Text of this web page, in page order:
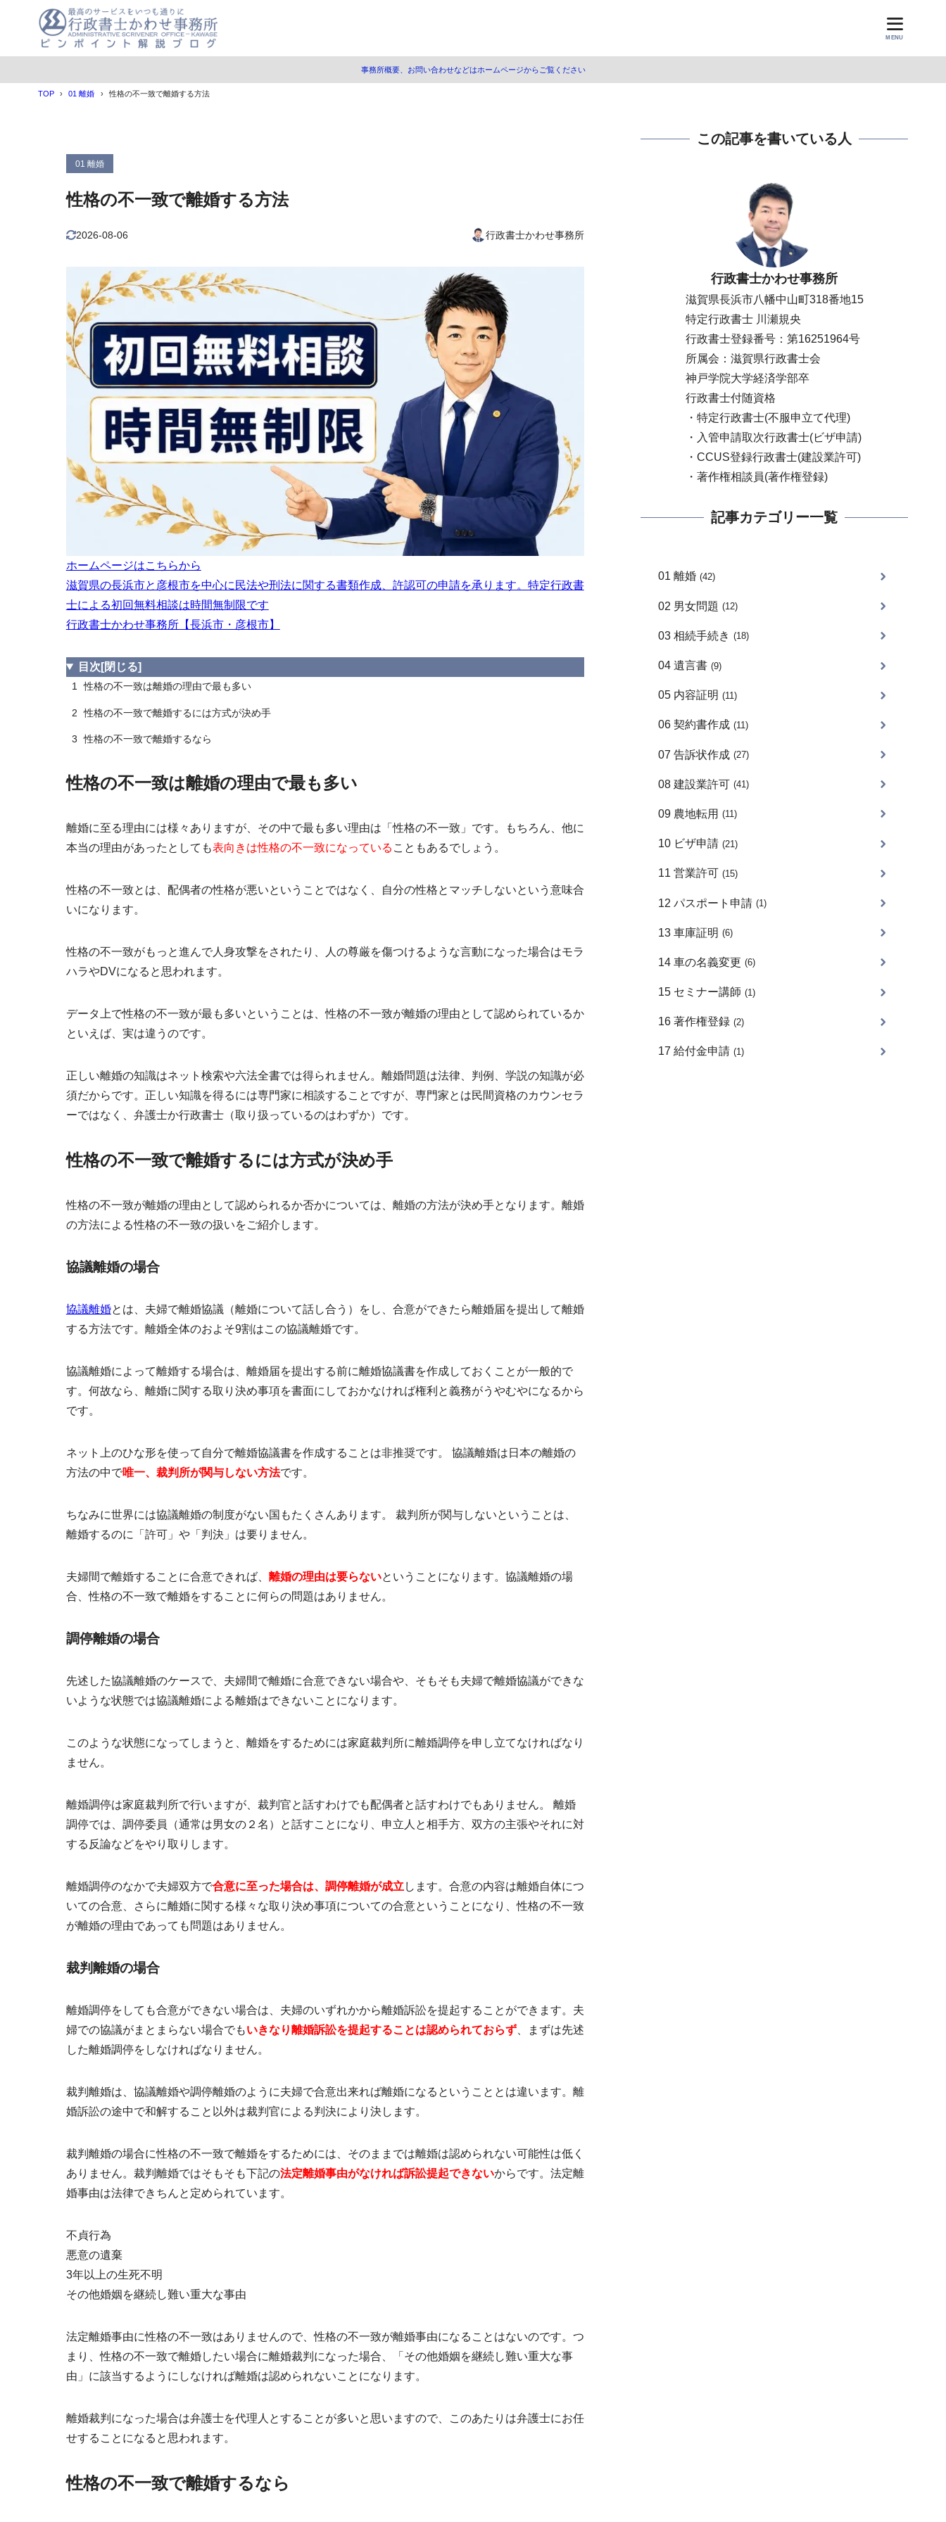
MENU
事務所概要、お問い合わせなどはホームページからご覧ください
TOP 01 離婚 性格の不一致で離婚する方法
01 離婚
性格の不一致で離婚する方法
2026-08-06 行政書士かわせ事務所
ホームページはこちらから
滋賀県の長浜市と彦根市を中心に民法や刑法に関する書類作成、許認可の申請を承ります。特定行政書
士による初回無料相談は時間無制限です
行政書士かわせ事務所【長浜市・彦根市】
目次 [閉じる]
1 性格の不一致は離婚の理由で最も多い
2 性格の不一致で離婚するには方式が決め手
3 性格の不一致で離婚するなら
性格の不一致は離婚の理由で最も多い
離婚に至る理由には様々ありますが、その中で最も多い理由は「性格の不一致」です。もちろん、他に
本当の理由があったとしても表向きは性格の不一致になっている こともあるでしょう。
性格の不一致とは、配偶者の性格が悪いということではなく、自分の性格とマッチしないという意味合
いになります。
性格の不一致がもっと進んで人身攻撃をされたり、人の尊厳を傷つけるような言動になった場合はモラ
ハラやDVになると思われます。
データ上で性格の不一致が最も多いということは、性格の不一致が離婚の理由として認められているか
といえば、実は違うのです。
正しい離婚の知識はネット検索や六法全書では得られません。離婚問題は法律、判例、学説の知識が必
須だからです。正しい知識を得るには専門家に相談することですが、専門家とは民間資格のカウンセラ
ーではなく、弁護士か行政書士（取り扱っているのはわずか）です。
性格の不一致で離婚するには方式が決め手
性格の不一致が離婚の理由として認められるか否かについては、離婚の方法が決め手となります。離婚
の方法による性格の不一致の扱いをご紹介します。
協議離婚の場合
協議離婚とは、夫婦で離婚協議（離婚について話し合う）をし、合意ができたら離婚届を提出して離婚
する方法です。離婚全体のおよそ9割はこの協議離婚です。
協議離婚によって離婚する場合は、離婚届を提出する前に離婚協議書を作成しておくことが一般的で
す。何故なら、離婚に関する取り決め事項を書面にしておかなければ権利と義務がうやむやになるから
です。
ネット上のひな形を使って自分で離婚協議書を作成することは非推奨です。 協議離婚は日本の離婚の
方法の中で唯一、裁判所が関与しない方法です。
ちなみに世界には協議離婚の制度がない国もたくさんあります。 裁判所が関与しないということは、
離婚するのに「許可」や「判決」は要りません。
夫婦間で離婚することに合意できれば、 離婚の理由は要らないということになります。協議離婚の場
合、性格の不一致で離婚をすることに何らの問題はありません。
調停離婚の場合
先述した協議離婚のケースで、夫婦間で離婚に合意できない場合や、そもそも夫婦で離婚協議ができな
いような状態では協議離婚による離婚はできないことになります。
このような状態になってしまうと、離婚をするためには家庭裁判所に離婚調停を申し立てなければなり
ません。
離婚調停は家庭裁判所で行いますが、裁判官と話すわけでも配偶者と話すわけでもありません。 離婚
調停では、調停委員（通常は男女の２名）と話すことになり、申立人と相手方、双方の主張やそれに対
する反論などをやり取りします。
離婚調停のなかで夫婦双方で合意に至った場合は、調停離婚が成立します。合意の内容は離婚自体につ
いての合意、さらに離婚に関する様々な取り決め事項についての合意ということになり、性格の不一致
が離婚の理由であっても問題はありません。
裁判離婚の場合
離婚調停をしても合意ができない場合は、夫婦のいずれかから離婚訴訟を提起することができます。夫
婦での協議がまとまらない場合でもいきなり離婚訴訟を提起することは認められておらず、まずは先述
した離婚調停をしなければなりません。
裁判離婚は、協議離婚や調停離婚のように夫婦で合意出来れば離婚になるということとは違います。離
婚訴訟の途中で和解すること以外は裁判官による判決により決します。
裁判離婚の場合に性格の不一致で離婚をするためには、そのままでは離婚は認められない可能性は低く
ありません。裁判離婚ではそもそも下記の法定離婚事由がなければ訴訟提起できないからです。法定離
婚事由は法律できちんと定められています。
不貞行為
悪意の遺棄
3年以上の生死不明
その他婚姻を継続し難い重大な事由
法定離婚事由に性格の不一致はありませんので、性格の不一致が離婚事由になることはないのです。つ
まり、性格の不一致で離婚したい場合に離婚裁判になった場合、「その他婚姻を継続し難い重大な事
由」に該当するようにしなければ離婚は認められないことになります。
離婚裁判になった場合は弁護士を代理人とすることが多いと思いますので、このあたりは弁護士にお任
せすることになると思われます。
性格の不一致で離婚するなら
この記事を書いている人
行政書士かわせ事務所
滋賀県長浜市八幡中山町318番地15
特定行政書士 川瀬規央
行政書士登録番号：第16251964号
所属会：滋賀県行政書士会
神戸学院大学経済学部卒
行政書士付随資格
・特定行政書士(不服申立て代理)
・入管申請取次行政書士(ビザ申請)
・CCUS登録行政書士(建設業許可)
・著作権相談員(著作権登録)
記事カテゴリー一覧
01 離婚 (42)
02 男女問題 (12)
03 相続手続き (18)
04 遺言書 (9)
05 内容証明 (11)
06 契約書作成 (11)
07 告訴状作成 (27)
08 建設業許可 (41)
09 農地転用 (11)
10 ビザ申請 (21)
11 営業許可 (15)
12 パスポート申請 (1)
13 車庫証明 (6)
14 車の名義変更 (6)
15 セミナー講師 (1)
16 著作権登録 (2)
17 給付金申請 (1)
2.3 裁判離婚の場合